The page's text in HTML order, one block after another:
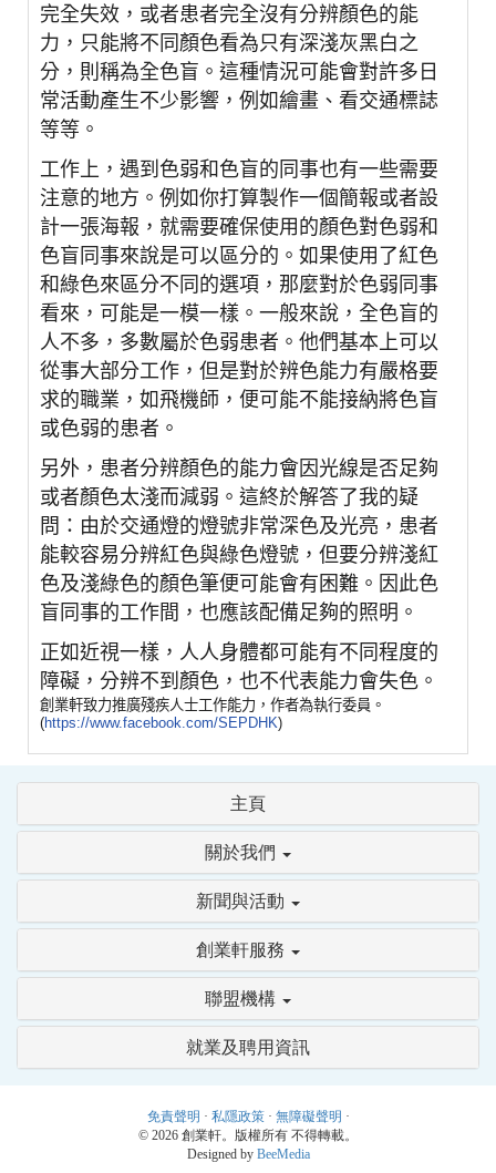
完全失效，或者患者完全沒有分辨顏色的能
力，只能將不同顏色看為只有深淺灰黑白之
分，則稱為全色盲。這種情況可能會對許多日
常活動產生不少影響，例如繪畫、看交通標誌
等等。
工作上，遇到色弱和色盲的同事也有一些需要
注意的地方。例如你打算製作一個簡報或者設
計一張海報，就需要確保使用的顏色對色弱和
色盲同事來說是可以區分的。如果使用了紅色
和綠色來區分不同的選項，那麼對於色弱同事
看來，可能是一模一樣。一般來說，全色盲的
人不多，多數屬於色弱患者。他們基本上可以
從事大部分工作，但是對於辨色能力有嚴格要
求的職業，如飛機師，便可能不能接納將色盲
或色弱的患者。
另外，患者分辨顏色的能力會因光線是否足夠
或者顏色太淺而減弱。這終於解答了我的疑
問：由於交通燈的燈號非常深色及光亮，患者
能較容易分辨紅色與綠色燈號，但要分辨淺紅
色及淺綠色的顏色筆便可能會有困難。因此色
盲同事的工作間，也應該配備足夠的照明。
正如近視一樣，人人身體都可能有不同程度的
障礙，分辨不到顏色，也不代表能力會失色。
創業軒致力推廣殘疾人士工作能力，作者為執行委員。
(https://www.facebook.com/SEPDHK)
主頁
關於我們
新聞與活動
創業軒服務
聯盟機構
就業及聘用資訊
免責聲明 · 私隱政策· 無障礙聲明 ·
© 2026 創業軒。版權所有 不得轉載。
Designed by BeeMedia